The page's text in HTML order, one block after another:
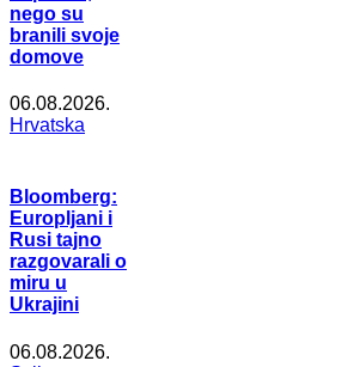
nego su
branili svoje
domove
06.08.2026.
Hrvatska
Bloomberg:
Europljani i
Rusi tajno
razgovarali o
miru u
Ukrajini
06.08.2026.